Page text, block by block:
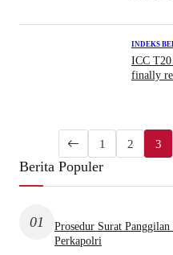
INDEKS
ICC T20
finally
1 2 3
Berita Populer
01
Prosedur Surat
Perkapolri